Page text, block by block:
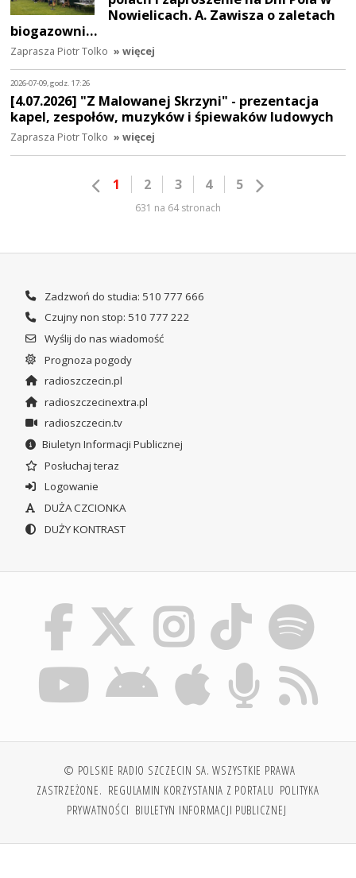
Nowielicach. A. Zawisza o zaletach
biogazowni…
Zaprasza Piotr Tolko » więcej
2026-07-09, godz. 17:26
[4.07.2026] "Z Malowanej Skrzyni" - prezentacja
kapel, zespołów, muzyków i śpiewaków ludowych
Zaprasza Piotr Tolko » więcej
1 2 3 4 5
631 na 64 stronach
Zadzwoń do studia: 510 777 666
Czujny non stop: 510 777 222
Wyślij do nas wiadomość
Prognoza pogody
radioszczecin.pl
radioszczecinextra.pl
radioszczecin.tv
Biuletyn Informacji Publicznej
Posłuchaj teraz
Logowanie
DUŻA CZCIONKA
DUŻY KONTRAST
© POLSKIE RADIO SZCZECIN SA. WSZYSTKIE PRAWA
ZASTRZEŻONE. REGULAMIN KORZYSTANIA Z PORTALU POLITYKA
PRYWATNOŚCI BIULETYN INFORMACJI PUBLICZNEJ